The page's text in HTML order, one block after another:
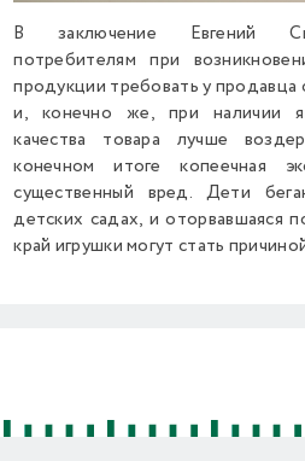
В заключение Евгений
потребителям при
продукции требовать у продавца
и, конечно же, при наличии
качества товара лучше
конечном итоге копеечная
существенный вред. Дети
детских садах, и оторвавшаяся
край игрушки могут стать